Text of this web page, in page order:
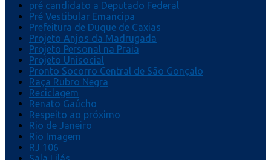
pré candidato a Deputado Federal
Pré Vestibular Emancipa
Prefeitura de Duque de Caxias
Projeto Anjos da Madrugada
Projeto Personal na Praia
Projeto Unisocial
Pronto Socorro Central de São Gonçalo
Raça Rubro Negra
Reciclagem
Renato Gaúcho
Respeito ao próximo
Rio de Janeiro
Rio Imagem
RJ 106